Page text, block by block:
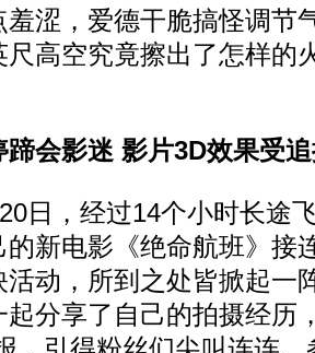
涩，爱德干脆搞怪调节
高空究竟擦出了怎样的
会影迷 影片3D效果受
，经过14个小时长途
的新电影《绝命航班》接
动，所到之处皆掀起一
分享了自己的拍摄经历